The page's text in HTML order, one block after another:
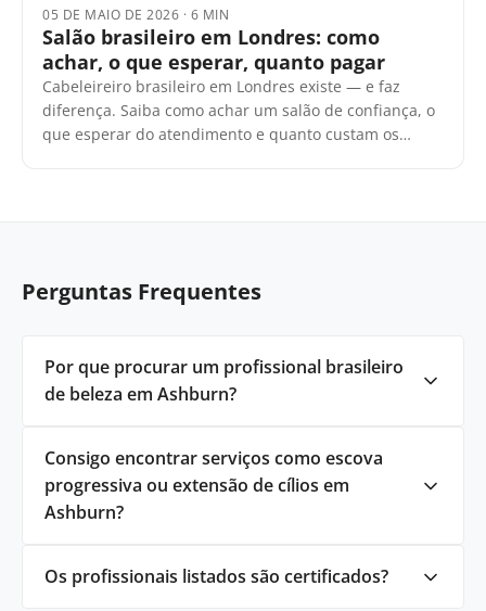
05 DE MAIO DE 2026 · 6 MIN
Salão brasileiro em Londres: como
achar, o que esperar, quanto pagar
Cabeleireiro brasileiro em Londres existe — e faz
diferença. Saiba como achar um salão de confiança, o
que esperar do atendimento e quanto custam os
Perguntas Frequentes
Por que procurar um profissional brasileiro
de beleza em Ashburn?
Consigo encontrar serviços como escova
progressiva ou extensão de cílios em
Ashburn?
Os profissionais listados são certificados?